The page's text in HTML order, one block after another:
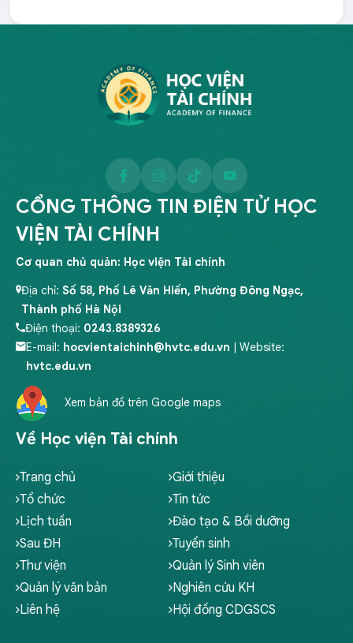
Về Học viện Tài chính
Trang chủ
Giới thiệu
Tổ chức
Tin tức
Lịch tuần
Đào tạo & Bồi dưỡng
Sau ĐH
Tuyển sinh
Thư viện
Quản lý Sinh viên
Quản lý văn bản
Nghiên cứu KH
Liên hệ
Hội đồng CDGSCS
CỔNG THÔNG TIN ĐIỆN TỬ HỌC
VIỆN TÀI CHÍNH
Cơ quan chủ quản: Học viện Tài chính
Địa chỉ: Số 58, Phố Lê Văn Hiến, Phường Đông Ngạc,
Thành phố Hà Nội
Điện thoại: 0243.8389326
E-mail: hocvientaichinh@hvtc.edu.vn
| Website:
hvtc.edu.vn
Xem bản đồ trên Google maps